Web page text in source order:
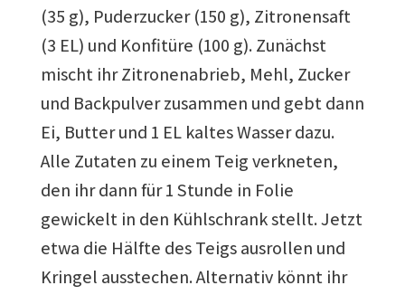
(35 g), Puderzucker (150 g), Zitronensaft
(3 EL) und Konfitüre (100 g). Zunächst
mischt ihr Zitronenabrieb, Mehl, Zucker
und Backpulver zusammen und gebt dann
Ei, Butter und 1 EL kaltes Wasser dazu.
Alle Zutaten zu einem Teig verkneten,
den ihr dann für 1 Stunde in Folie
gewickelt in den Kühlschrank stellt. Jetzt
etwa die Hälfte des Teigs ausrollen und
Kringel ausstechen. Alternativ könnt ihr